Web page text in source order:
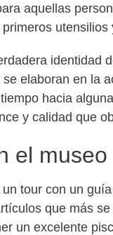
aquellas
identidad
elaboran en la
hacia
y calidad que
el
tour con un
que más
un excelente